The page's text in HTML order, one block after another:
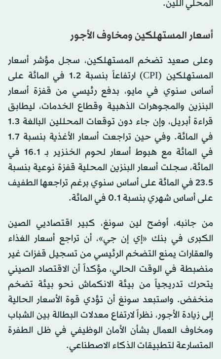
المحلي اللين.
أسعار المستهلكين ومخاوف الأجور
وعلى صعيد تضخم المستهلكين، سجل مؤشر أسعار
المستهلكين (CPI) ارتفاعاً بنسبة 1.2 في المائة على
أساس سنوي في مايو، بدفع رئيسي من قفزة أسعار
البنزين والمجوهرات الذهبية وقطاع الخدمات، ليطابق
قراءة أبريل، وإن جاء دون توقعات المحللين البالغة 1.3
في المائة. وفي حين تراجعت أسعار الأغذية بنسبة 1.7
في المائة مع هبوط أسعار لحوم الخنزير بـ 16.1 في
المائة، سجلت أسعار البنزين المحلية قفزة نوعية بنسبة
23.5 في المائة على أساس سنوي برغم تراجعها الطفيف
على أساس شهري بنسبة 0.1 في المائة.
من جانبه، أوضح لين سونغ، كبير اقتصاديي الصين
الكبرى في بنك «إي إن جي»، أن تراجع أسعار الغذاء
والعقارات يمنع التضخم الرئيسي من تسجيل قفزات غير
منضبطة في الوقت الحالي، مؤكداً أن الاقتصاد الصيني
يتحرك تدريجياً من بيئة الانكماش نحو بيئة تضخم
منخفض. واستبعد سونغ أن تؤدي قوة الأسعار الحالية
إلى زيادة الأجور، نظراً لارتفاع معدلات البطالة بين الشباب
ومخاوف العمال بشأن الأمان الوظيفي في ظل الطفرة
المتسارعة لتطبيقات الذكاء الاصطناعي.